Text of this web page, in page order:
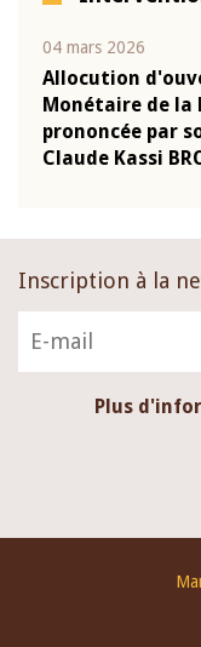
04 mars 2026
Allocution
Monétaire de la
prononcée par
Claude Kassi
Inscription à la
Plus